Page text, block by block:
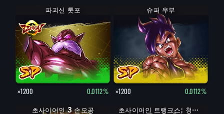
파괴신 톳포
×1200 0.0112%
슈퍼 우부
×1200 0.0112%
초사이어인 3 손오공 초사이어인 트랭크스: 청년기